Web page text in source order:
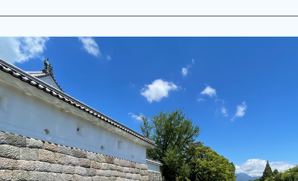
会社概要
支店一覧
組織図
グループ会社
決算公告・電子公告
障害情報
メンテナンス情報